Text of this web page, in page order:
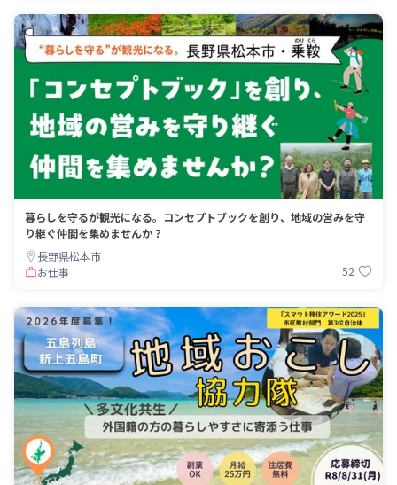
暮らしを守るが観光になる。コンセプトブックを創り、地域の営みを守
り継ぐ仲間を集めませんか？
長野県松本市
お仕事
52